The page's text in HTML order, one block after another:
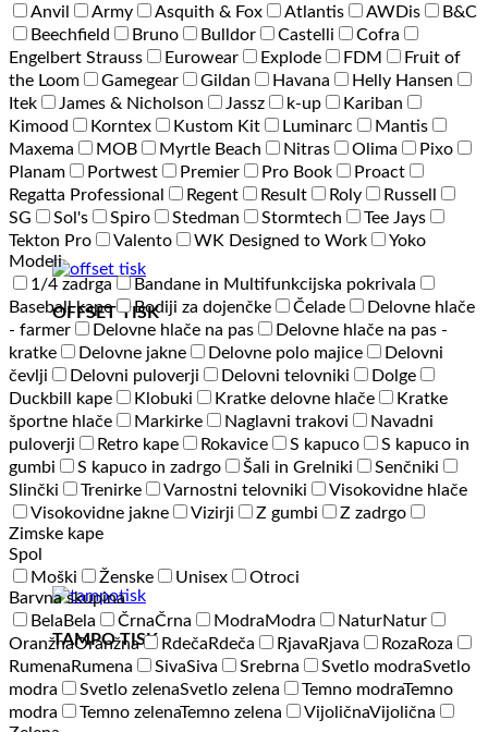
OFFSET TISK
TAMPO TISK
Anvil
Army Asquith & Fox Atlantis AWDis
B&C
Beechfield
Bruno Bulldor Castelli
Cofra
Engelbert Strauss
Eurowear Explode FDM
Fruit of
the Loom
Gamegear Gildan Havana
Helly Hansen
Itek
James & Nicholson Jassz k-up
Kariban
Kimood
Korntex Kustom Kit Luminarc
Mantis
Maxema
MOB Myrtle Beach Nitras Olima
Pixo
Planam
Portwest Premier Pro Book
Proact
Regatta Professional
Regent Result Roly
Russell
SG
Sol's Spiro Stedman Stormtech
Tee Jays
Tekton Pro
Valento WK Designed to Work
Yoko
Modeli
1/4 zadrga
Bandane in Multifunkcijska pokrivala
Baseball kape
Bodiji za dojenčke Čelade
Delovne hlače
- farmer
Delovne hlače na pas
Delovne hlače na pas -
kratke
Delovne jakne Delovne polo majice
Delovni
čevlji
Delovni puloverji Delovni telovniki
Dolge
Duckbill kape
Klobuki Kratke delovne hlače
Kratke
športne hlače
Markirke Naglavni trakovi
Navadni
puloverji
Retro kape Rokavice S kapuco
S kapuco in
gumbi
S kapuco in zadrgo Šali in Grelniki
Senčniki
Slinčki
Trenirke Varnostni telovniki
Visokovidne hlače
Visokovidne jakne
Vizirji Z gumbi
Z zadrgo
Zimske kape
Spol
Moški
Ženske Unisex
Otroci
Barvna skupina
Bela Bela ČrnaČrna ModraModra NaturNatur
OranžnaOranžna Rdeča Rdeča Rjava Rjava Roza Roza
Rumena Rumena SivaSiva Srebrna Svetlo modraSvetlo
modra
Svetlo zelenaSvetlo zelena Temno modraTemno
modra
Temno zelenaTemno zelena VijoličnaVijolična